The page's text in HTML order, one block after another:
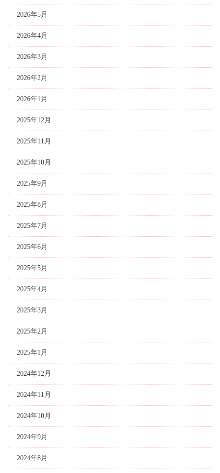
2026年5月
2026年4月
2026年3月
2026年2月
2026年1月
2025年12月
2025年11月
2025年10月
2025年9月
2025年8月
2025年7月
2025年6月
2025年5月
2025年4月
2025年3月
2025年2月
2025年1月
2024年12月
2024年11月
2024年10月
2024年9月
2024年8月